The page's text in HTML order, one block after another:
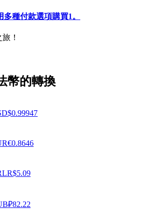
利
種付款選項購買1。
！
幣的轉換
$0.99947
€0.8646
R$5.09
₽82.22